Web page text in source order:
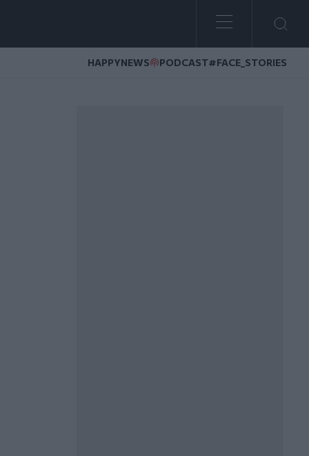
HAPPYNEWS PODCAST#FACE_STORIES